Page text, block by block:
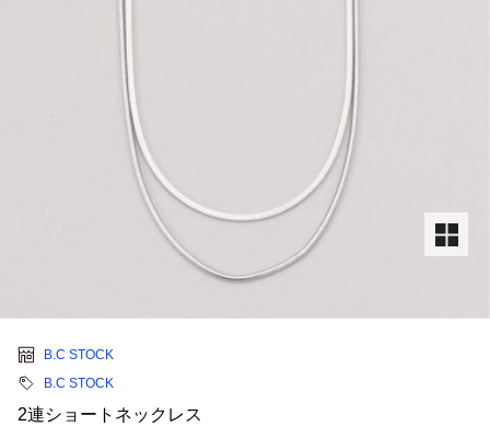
B.C STOCK
B.C STOCK
2連ショートネックレス